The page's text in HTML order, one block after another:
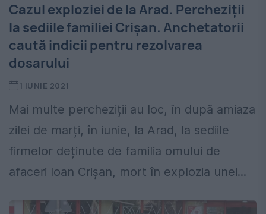
Cazul exploziei de la Arad. Percheziții
la sediile familiei Crișan. Anchetatorii
caută indicii pentru rezolvarea
dosarului
1 IUNIE 2021
Mai multe percheziții au loc, în după amiaza
zilei de marți, în iunie, la Arad, la sediile
firmelor deținute de familia omului de
afaceri Ioan Crișan, mort în explozia unei...